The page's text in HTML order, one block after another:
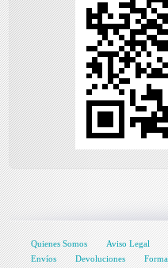
Quienes Somos Aviso Legal
Envíos
Devoluciones